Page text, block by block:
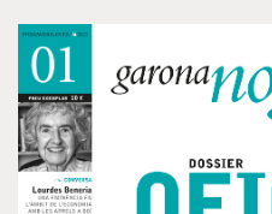
La revista també compta amb
habituals com els primers
perfils, el Retrat de família,
a peu.
Visualitza un resum d’aquest